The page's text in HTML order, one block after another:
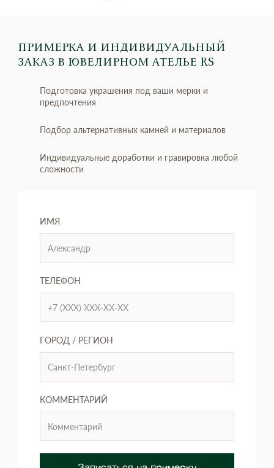
ПРИМЕРКА И ИНДИВИДУАЛЬНЫЙ
ЗАКАЗ В ЮВЕЛИРНОМ АТЕЛЬЕ RS
Подготовка украшения под ваши мерки и
предпочтения
Подбор альтернативных камней и материалов
Индивидуальные доработки и гравировка любой
сложности
ИМЯ
ТЕЛЕФОН
ГОРОД / РЕГИОН
КОММЕНТАРИЙ